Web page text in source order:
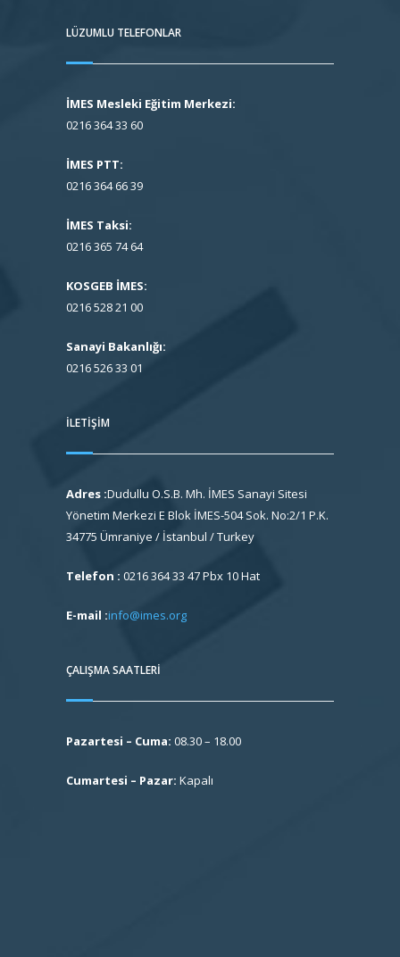
LÜZUMLU TELEFONLAR
İMES Mesleki Eğitim Merkezi:
0216 364 33 60
İMES PTT:
0216 364 66 39
İMES Taksi:
0216 365 74 64
KOSGEB İMES:
0216 528 21 00
Sanayi Bakanlığı:
0216 526 33 01
İLETIŞIM
Adres :Dudullu O.S.B. Mh. İMES Sanayi Sitesi
Yönetim Merkezi E Blok İMES-504 Sok. No:2/1 P.K.
34775 Ümraniye / İstanbul / Turkey
Telefon : 0216 364 33 47 Pbx 10 Hat
E-mail :info@imes.org
ÇALIŞMA SAATLERI
Pazartesi – Cuma: 08.30 – 18.00
Cumartesi – Pazar: Kapalı